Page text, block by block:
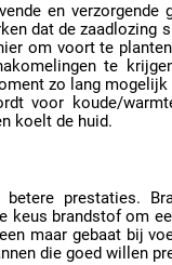
en
dat de
om voort te
te
zo lang
voor koude/
koelt de huid.
prestaties.
keus brandstof om
maar gebaat bij
die goed willen